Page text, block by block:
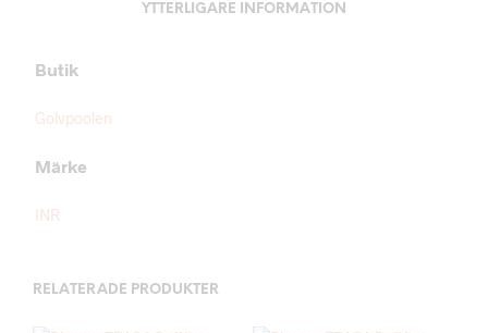
YTTERLIGARE INFORMATION
Butik
Golvpoolen
Märke
INR
RELATERADE PRODUKTER